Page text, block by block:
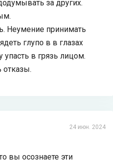
за других.
Неумение принимать
глупо в в глазах
в грязь лицом.
отказы.
24 июн. 2024
вы осознаете эти